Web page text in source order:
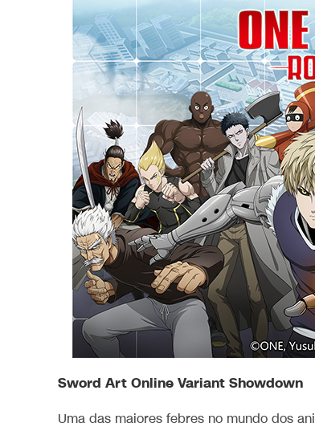
Sword Art Online Variant Showdown
Uma das maiores febres no mundo dos